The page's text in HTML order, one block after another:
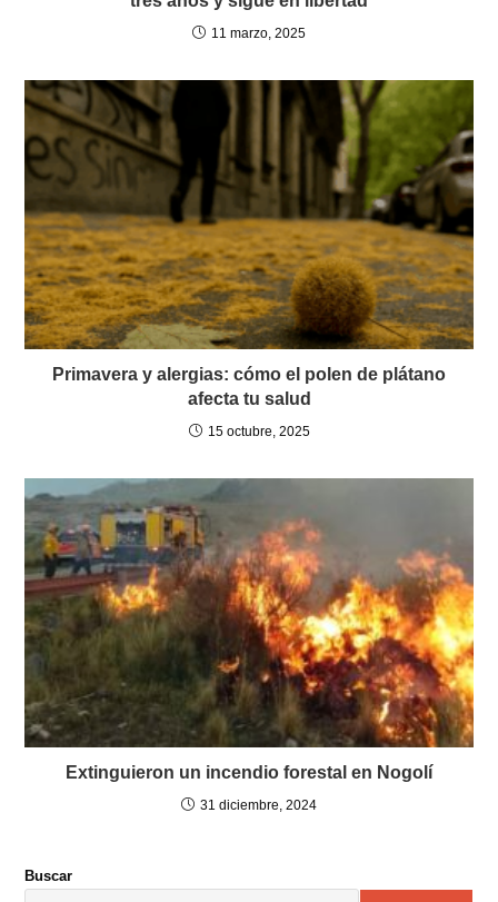
11 marzo, 2025
Primavera y alergias: cómo el polen de plátano
afecta tu salud
15 octubre, 2025
Extinguieron un incendio forestal en Nogolí
31 diciembre, 2024
Buscar